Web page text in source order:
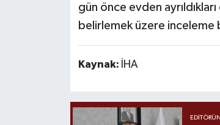
gün önce evden
belirlemek üzere inceleme
Kaynak: İHA